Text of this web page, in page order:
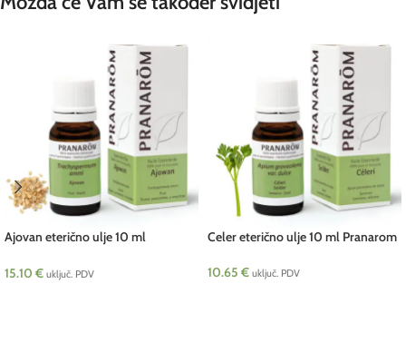
Ajovan eterično ulje 10 ml
15.10 € uključ. PDV
Celer eterično ulje 10 ml Pranarom
10.65 € uključ. PDV